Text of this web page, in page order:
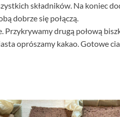
składników. Na koniec
dobrze się połączą.
Przykrywamy drugą połową
oprószamy kakao. Gotowe